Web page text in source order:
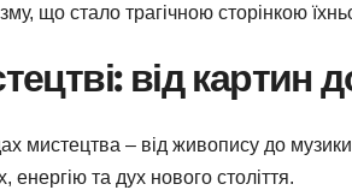
що стало трагічною сторінкою їхньої
від картин
мистецтва – від живопису до
енергію та дух нового століття.